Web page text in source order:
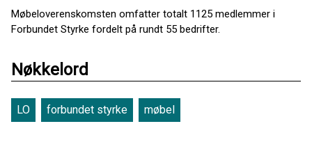
Møbeloverenskomsten omfatter totalt 1125 medlemmer i
Forbundet Styrke fordelt på rundt 55 bedrifter.
Nøkkelord
LO forbundet styrke møbel